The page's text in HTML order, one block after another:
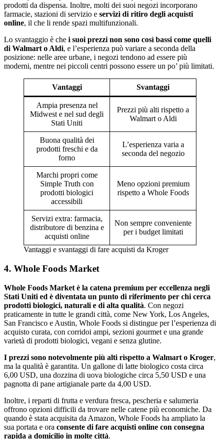
prodotti da dispensa. Inoltre, molti dei suoi negozi incorporano
farmacie, stazioni di servizio e servizi di ritiro degli acquisti
online, il che li rende spazi multifunzionali.
Lo svantaggio è che i suoi prezzi non sono così bassi come quelli
di Walmart o Aldi, e l’esperienza può variare a seconda della
posizione: nelle aree urbane, i negozi tendono ad essere più
moderni, mentre nei piccoli centri possono essere un po’ più limitati.
Vantaggi Svantaggi
Ampia presenza nel
Midwest e nel sud degli
Stati Uniti
Prezzi più alti rispetto a
Walmart o Aldi
Buona qualità dei
prodotti freschi e da
forno
L’esperienza varia a
seconda del negozio
Marchi propri come
Simple Truth con
prodotti biologici
accessibili
Meno opzioni premium
rispetto a Whole Foods
Servizi extra: farmacia,
distributore di benzina e
acquisti online
Non sempre conveniente
per i budget limitati
Vantaggi e svantaggi di fare acquisti da Kroger
4. Whole Foods Market
Whole Foods Market è la catena premium per eccellenza negli
Stati Uniti ed è diventata un punto di riferimento per chi cerca
prodotti biologici, naturali e di alta qualità. Con negozi
praticamente in tutte le grandi città, come New York, Los Angeles,
San Francisco e Austin, Whole Foods si distingue per l’esperienza di
acquisto curata, con corridoi ampi, sezioni gourmet e una grande
varietà di prodotti biologici, vegani e senza glutine.
I prezzi sono notevolmente più alti rispetto a Walmart o Kroger,
ma la qualità è garantita. Un gallone di latte biologico costa circa
6,00 USD, una dozzina di uova biologiche circa 5,50 USD e una
pagnotta di pane artigianale parte da 4,00 USD.
Inoltre, i reparti di frutta e verdura fresca, pescheria e salumeria
offrono opzioni difficili da trovare nelle catene più economiche. Da
quando è stata acquisita da Amazon, Whole Foods ha ampliato la
sua portata e ora consente di fare acquisti online con consegna
rapida a domicilio in molte città.